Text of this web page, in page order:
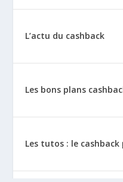
L’actu du cashback
Les bons plans
Les tutos : le cashback